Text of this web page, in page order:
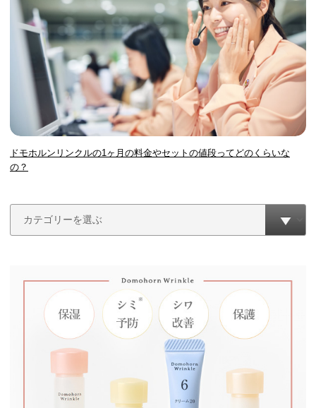
ドモホルンリンクルの1ヶ月の料金やセットの値段ってどのくらいな
の？